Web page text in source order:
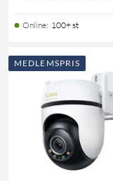
Online: 100+ st
MEDLEMSPRIS